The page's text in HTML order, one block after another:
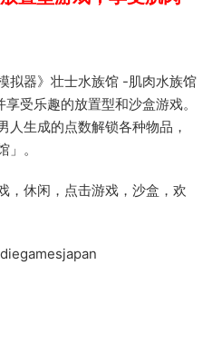
拟器》壮士水族馆 -肌肉水族馆
受乐趣的放置型和沙盒游戏。
人生成的点数解锁各种物品，
。
，休闲，点击游戏，沙盒，欢